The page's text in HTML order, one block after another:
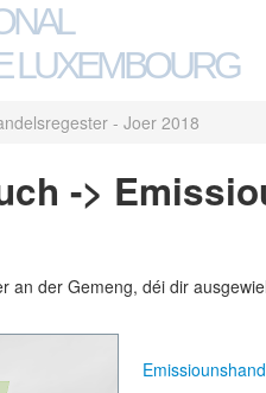
LUXEMBOURG
- Joer 2018
->
an der Gemeng, déi dir